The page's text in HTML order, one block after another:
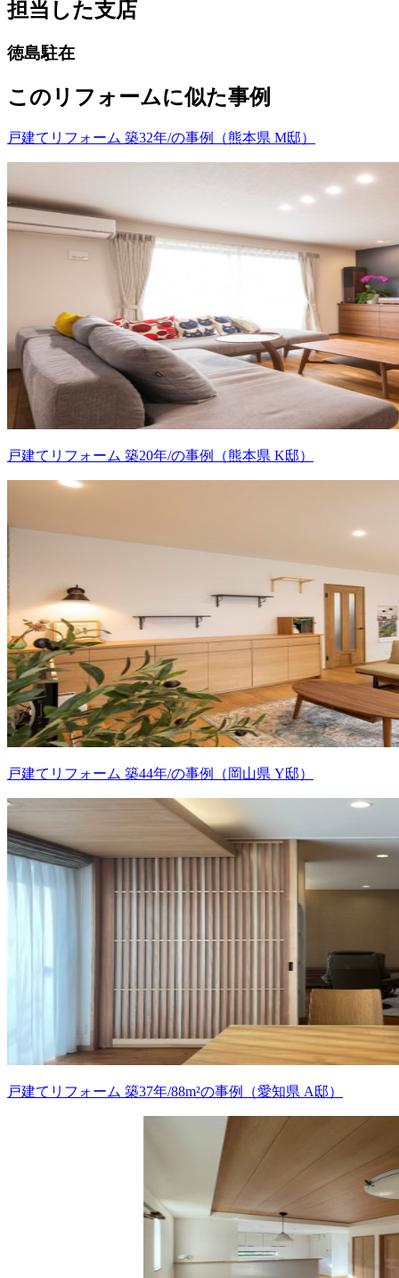
担当した支店
徳島駐在
このリフォームに似た事例
戸建てリフォーム 築32年/の事例（熊本県 M邸）
戸建てリフォーム 築20年/の事例（熊本県 K邸）
戸建てリフォーム 築44年/の事例（岡山県 Y邸）
戸建てリフォーム 築37年/88m²の事例（愛知県 A邸）